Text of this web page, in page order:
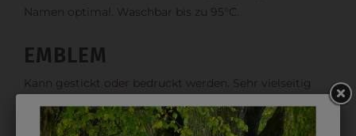
Namen optimal. Waschbar bis zu 95°C.
EMBLEM
Kann gestickt oder bedruckt werden. Sehr vielseitig
einsetzbar und beim Sticken wieder ab 1 Stück
möglich.